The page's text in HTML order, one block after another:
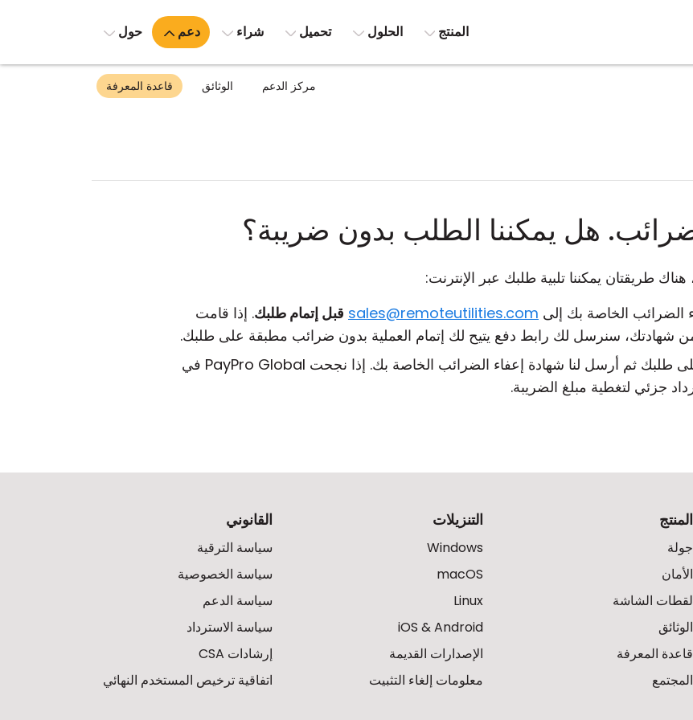
المنتج الحلول تحميل شراء دعم حول
مركز الدعم الوثائق قاعدة المعرفة
هل يمكننا الطلب بدون ضريبة؟
طريقتان يمكننا تلبية طلبك عبر الإنترنت:
الضرائب الخاصة بك إلى sales@remoteutilities.com قبل إتمام طلبك. إذا قامت
قم بالشراء مع تطبيق الضرائب على طلبك ثم أرسل لنا شهادة إعفاء الضرائب الخاصة بك. إذا نجحت PayPro Global في
جزئي لتغطية مبلغ الضريبة.
المنتج
جولة
الأمان
لقطات الشاشة
الوثائق
قاعدة المعرفة
المجتمع
التنزيلات
Windows
macOS
Linux
iOS & Android
الإصدارات القديمة
معلومات إلغاء التثبيت
القانوني
سياسة الترقية
سياسة الخصوصية
سياسة الدعم
سياسة الاسترداد
إرشادات CSA
اتفاقية ترخيص المستخدم النهائي